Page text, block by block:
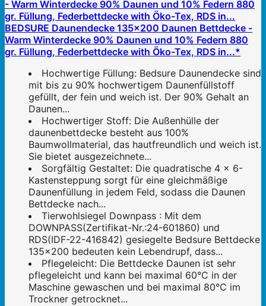
BEDSURE Daunendecke 135x200 Daunen Bettdecke -
Warm Winterdecke 90% Daunen und 10% Federn 880
gr. Füllung, Federbettdecke with Öko-Tex, RDS in...*
Hochwertige Füllung: Bedsure Daunendecke sind
mit bis zu 90% hochwertigem Daunenfüllstoff
gefüllt, der fein und weich ist. Der 90% Gehalt an
Daunen...
Hochwertiger Stoff: Die Außenhülle der
daunenbettdecke besteht aus 100%
Baumwollmaterial, das hautfreundlich und weich ist.
Sie bietet ausgezeichnete...
Sorgfältig Gestaltet: Die quadratische 4 x 6-
Kastensteppung sorgt für eine gleichmäßige
Daunenfüllung in jedem Feld, sodass die Daunen
Bettdecke nach...
Tierwohlsiegel Downpass : Mit dem
DOWNPASS(Zertifikat-Nr.:24-601860) und
RDS(IDF-22-416842) gesiegelte Bedsure Bettdecke
135x200 bedeuten kein Lebendrupf, dass...
Pflegeleicht: Die Bettdecke Daunen ist sehr
pflegeleicht und kann bei maximal 60°C in der
Maschine gewaschen und bei maximal 80°C im
Trockner getrocknet...